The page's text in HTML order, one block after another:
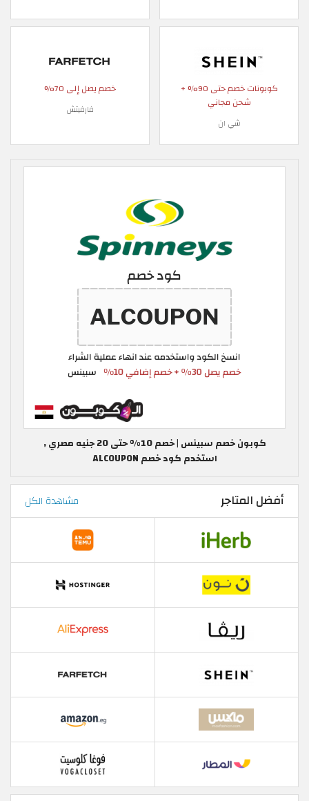
كوبونات خصم حتى 90% +
شحن مجاني
شي ان
خصم يصل إلى 70%
فارفيتش
كوبون خصم سبينس | خصم 10% حتى 20 جنيه مصري ,
استخدم كود خصم ALCOUPON
أفضل المتاجر مشاهدة الكل